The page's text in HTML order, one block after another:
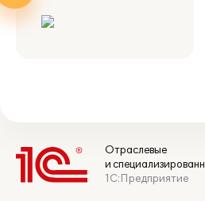
Отраслевые
и
1С:Предприятие